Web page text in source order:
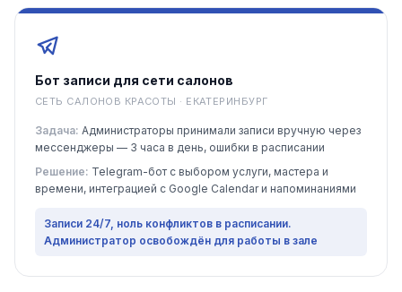
Бот записи для сети салонов
СЕТЬ САЛОНОВ КРАСОТЫ · ЕКАТЕРИНБУРГ
Задача: Администраторы принимали записи вручную через
мессенджеры — 3 часа в день, ошибки в расписании
Решение: Telegram-бот с выбором услуги, мастера и
времени, интеграцией с Google Calendar и напоминаниями
Записи 24/7, ноль конфликтов в расписании.
Администратор освобождён для работы в зале